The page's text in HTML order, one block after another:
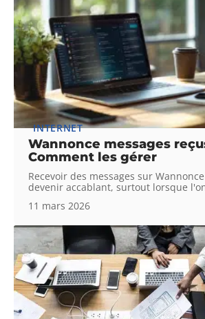
INTERNET
Wannonce messages
Comment les gérer
Recevoir des messages sur
devenir accablant, surtout lorsque
11 mars 2026